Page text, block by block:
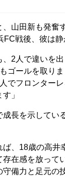
山田新も発奮
戦後、彼は静
、2人で違いを
ゴールを取り
でフロンター
」
長を示してい
、18歳の高井
存在感を放って
備力と足元の